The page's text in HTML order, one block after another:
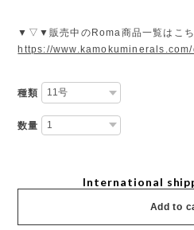
▼▽▼販売中のRoma商品一覧はこ
https://
種類
数量
International
Add to